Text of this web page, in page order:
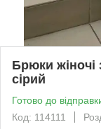
Брюки жіночі
сірий
Готово до
Код: 114111